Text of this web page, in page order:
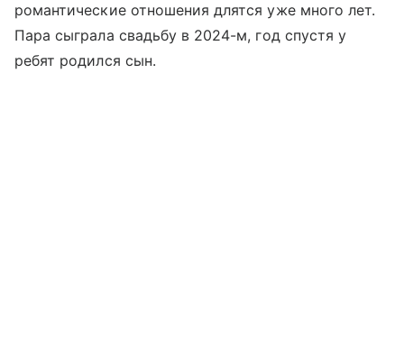
романтические отношения длятся уже много лет.
Пара сыграла свадьбу в 2024-м, год спустя у
ребят родился сын.